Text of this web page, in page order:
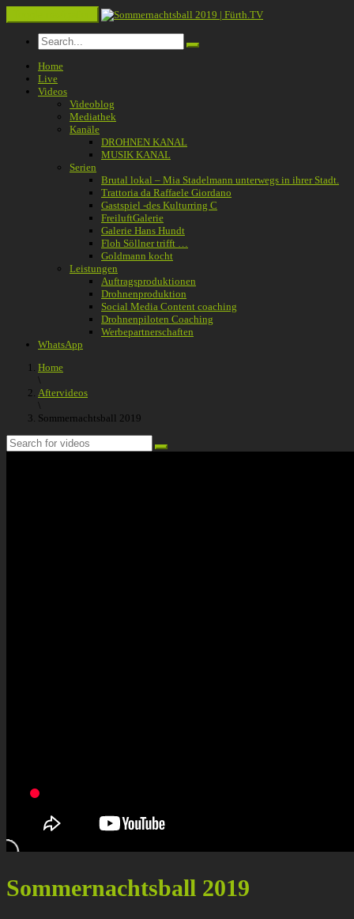
Home
Live
Videos
Videoblog
Mediathek
Kanäle
DROHNEN KANAL
MUSIK KANAL
Serien
Brutal lokal – Mia Stadelmann unterwegs in ihrer Stadt.
Trattoria da Raffaele Giordano
Gastspiel -des Kulturring C
FreiluftGalerie
Galerie Hans Hundt
Floh Söllner trifft …
Goldmann kocht
Leistungen
Auftragsproduktionen
Drohnenproduktion
Social Media Content coaching
Drohnenpiloten Coaching
Werbepartnerschaften
WhatsApp
Home
\
Aftervideos
\
Sommernachtsball 2019
Sommernachtsball 2019